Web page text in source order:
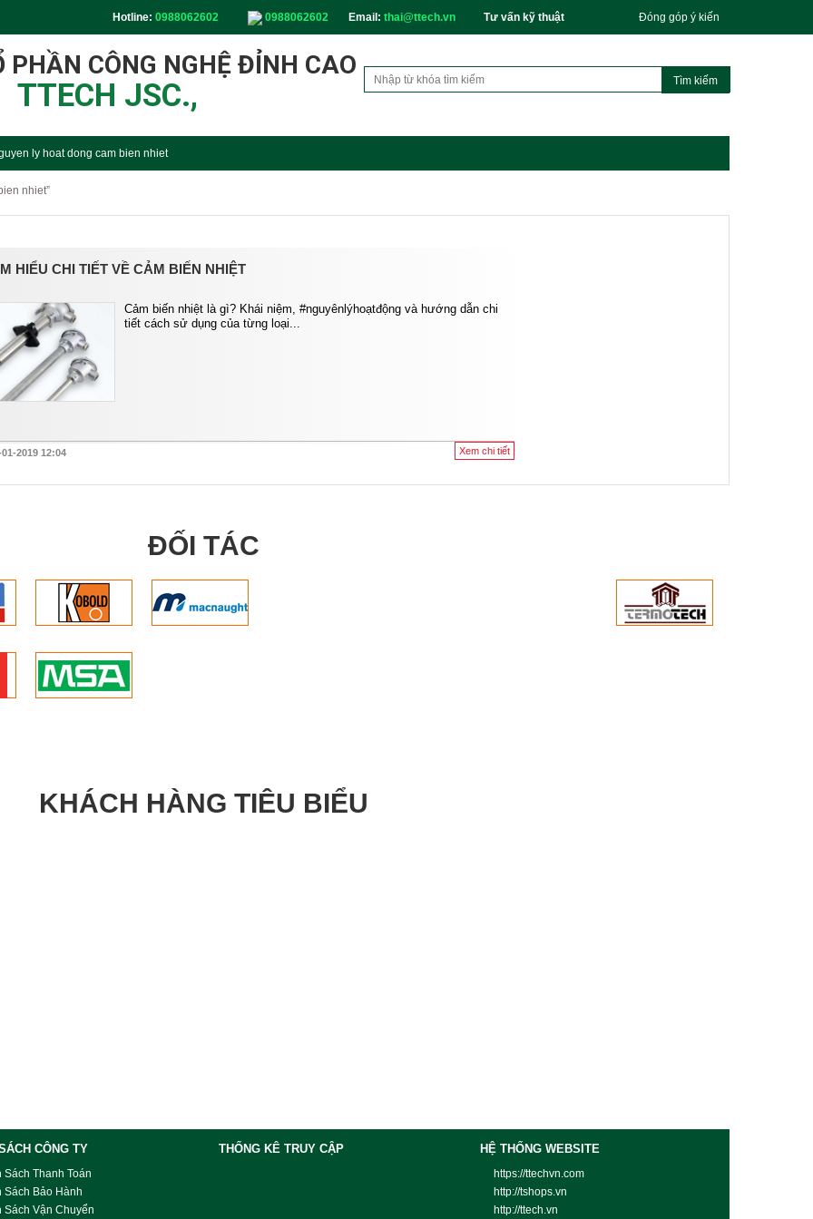
Hotline: 0988062602 0988062602 Email: thai@ttech.vn Tư vấn kỹ thuật Đóng góp ý kiến
PHẦN CÔNG NGHỆ ĐỈNH CAO
TTECH JSC.,
ly hoat dong cam bien nhiet
nhiet”
HIỂU CHI TIẾT VỀ CẢM BIẾN NHIỆT
Cảm biến nhiệt là gì? Khái niệm, #nguyênlýhoạtđộng và hướng dẫn chi
tiết cách sử dụng của từng loại...
01-2019 12:04 Xem chi tiết
ĐỐI TÁC
KHÁCH HÀNG TIÊU BIỂU
CÔNG TY
Sách Thanh Toán
Sách Bảo Hành
Sách Vận Chuyển
THỐNG KÊ TRUY CẬP HỆ THỐNG WEBSITE
https://ttechvn.com
http://tshops.vn
http://ttech.vn